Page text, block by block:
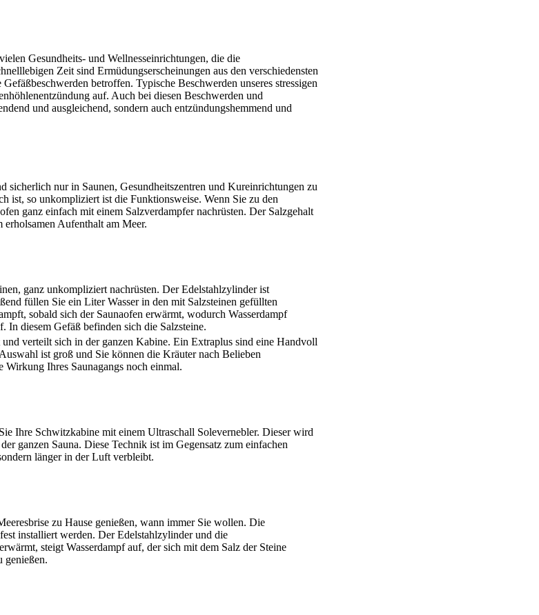
Gesundheits- und Wellnesseinrichtungen, die die
Zeit sind Ermüdungserscheinungen aus den verschiedensten
betroffen. Typische Beschwerden unseres stressigen
auf. Auch bei diesen Beschwerden und
und ausgleichend, sondern auch entzündungshemmend und
nur in Saunen, Gesundheitszentren und Kureinrichtungen zu
ist, so unkompliziert ist die Funktionsweise. Wenn Sie zu den
ganz einfach mit einem Salzverdampfer nachrüsten. Der Salzgehalt
Aufenthalt am Meer.
ganz unkompliziert nachrüsten. Der Edelstahlzylinder ist
füllen Sie ein Liter Wasser in den mit Salzsteinen gefüllten
sobald sich der Saunaofen erwärmt, wodurch Wasserdampf
In diesem Gefäß befinden sich die Salzsteine.
verteilt sich in der ganzen Kabine. Ein Extraplus sind eine Handvoll
ist groß und Sie können die Kräuter nach Belieben
Ihres Saunagangs noch einmal.
Ihre Schwitzkabine mit einem Ultraschall Solevernebler. Dieser wird
ganzen Sauna. Diese Technik ist im Gegensatz zum einfachen
länger in der Luft verbleibt.
zu Hause genießen, wann immer Sie wollen. Die
installiert werden. Der Edelstahlzylinder und die
steigt Wasserdampf auf, der sich mit dem Salz der Steine
genießen.